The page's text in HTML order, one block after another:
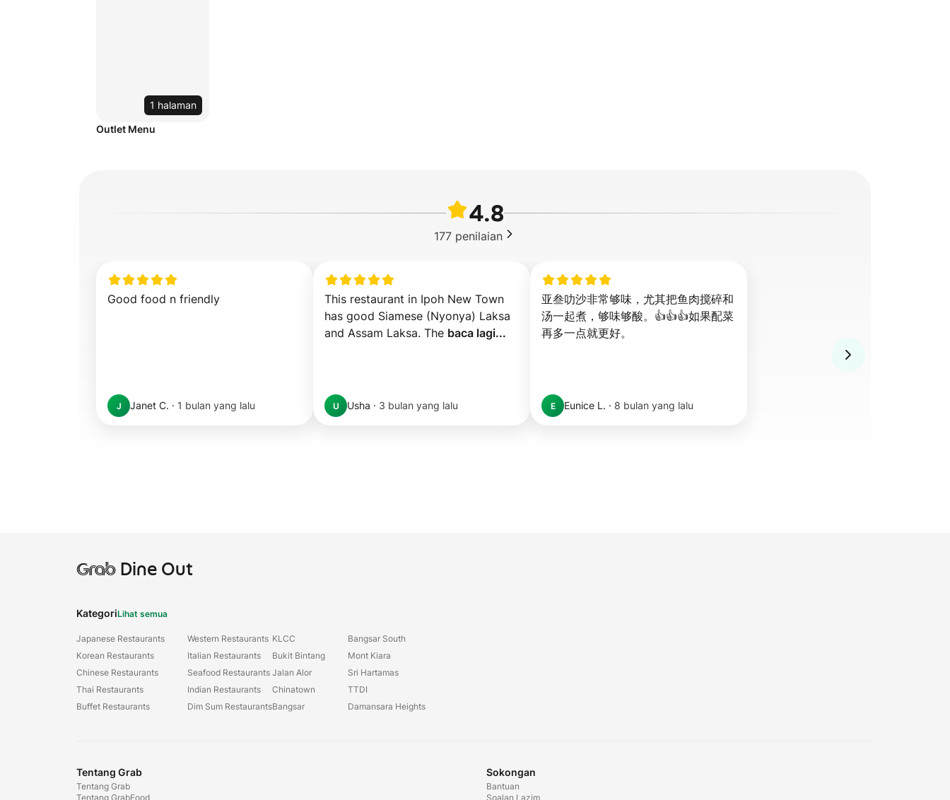
1 halaman
Outlet Menu
4.8
177 penilaian
Good food n friendly
J Janet C. · 1 bulan yang lalu
This restaurant in Ipoh New Town
has good Siamese (Nyonya) Laksa
and Assam Laksa. The baca lagi...
U Usha · 3 bulan yang lalu
亚叁叻沙非常够味，尤其把鱼肉搅碎和
汤一起煮，够味够酸。👍👍👍如果配菜
再多一点就更好。
E Eunice L. · 8 bulan yang lalu
GrabDine Out
KategoriLihat semua
Japanese Restaurants
Korean Restaurants
Chinese Restaurants
Thai Restaurants
Buffet Restaurants
Western Restaurants
Italian Restaurants
Seafood Restaurants
Indian Restaurants
Dim Sum Restaurants
KLCC
Bukit Bintang
Jalan Alor
Chinatown
Bangsar
Bangsar South
Mont Kiara
Sri Hartamas
TTDI
Damansara Heights
Tentang Grab
Tentang Grab
Tentang GrabFood
Sokongan
Bantuan
Soalan Lazim